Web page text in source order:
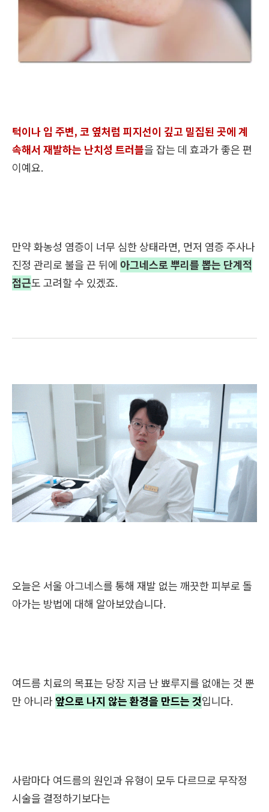
턱이나 입 주변, 코 옆처럼 피지선이 깊고 밀집된 곳에 계
속해서 재발하는 난치성 트러블을 잡는 데 효과가 좋은 편
이예요.
만약 화농성 염증이 너무 심한 상태라면, 먼저 염증 주사나
진정 관리로 불을 끈 뒤에 아그네스로 뿌리를 뽑는 단계적
접근도 고려할 수 있겠죠.
오늘은 서울 아그네스를 통해 재발 없는 깨끗한 피부로 돌
아가는 방법에 대해 알아보았습니다.
여드름 치료의 목표는 당장 지금 난 뾰루지를 없애는 것 뿐
만 아니라앞으로 나지 않는 환경을 만드는 것입니다.
사람마다 여드름의 원인과 유형이 모두 다르므로 무작정
시술을 결정하기보다는